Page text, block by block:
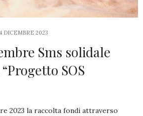
DICEMBRE 2023
Sms solidale
SOS
2023 la raccolta fondi attraverso